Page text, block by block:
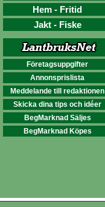
Hem - Fritid
Jakt - Fiske
Företagsuppgifter
Annonsprislista
Meddelande till redaktionen
Skicka dina tips och idéer
BegMarknad Säljes
BegMarknad Köpes